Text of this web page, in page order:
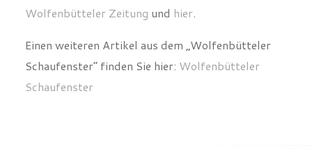
Wolfenbütteler Zeitung und hier.
Einen weiteren Artikel aus dem „Wolfenbütteler
Schaufenster“ finden Sie hier: Wolfenbütteler
Schaufenster